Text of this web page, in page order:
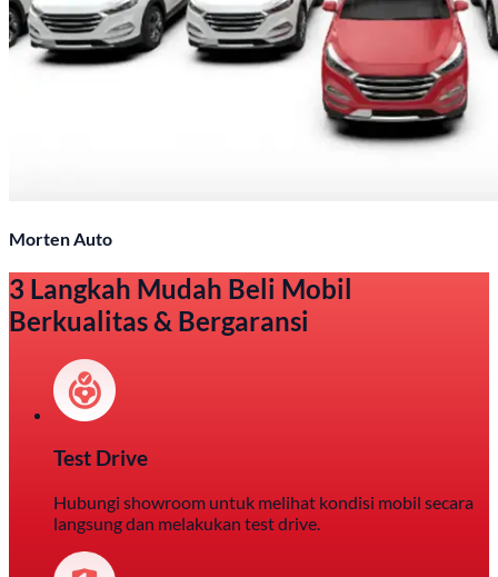
Morten Auto
3 Langkah Mudah Beli Mobil
Berkualitas & Bergaransi
Test Drive
Hubungi showroom untuk melihat kondisi mobil secara
langsung dan melakukan test drive.